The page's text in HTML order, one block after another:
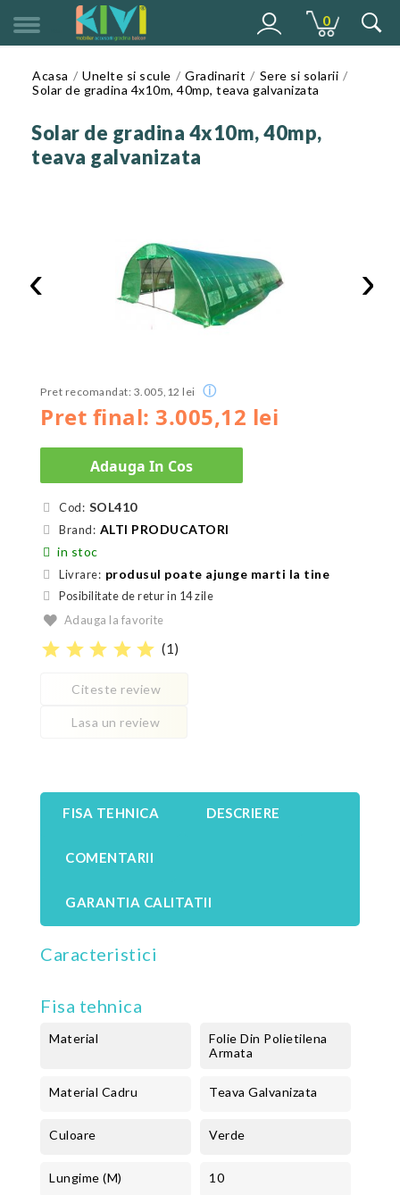
0
Acasa Unelte si scule Gradinarit
Sere si solarii
Solar de gradina 4x10m, 40mp, teava galvanizata
Solar de gradina 4x10m, 40mp,
teava galvanizata
‹ ›
Pret final: 3.005,12 lei
Pret recomandat: 3.005,12 lei ⓘ
Adauga In Cos
Cod: SOL410
Brand: ALTI PRODUCATORI
in stoc
Livrare: produsul poate ajunge marti la tine
Posibilitate de retur in 14 zile
Adauga la favorite
star star star star star (1)
Citeste review
Lasa un review
FISA TEHNICA DESCRIERE
COMENTARII
GARANTIA CALITATII
Caracteristici
Fisa tehnica
Material
Folie Din Polietilena
Armata
Material Cadru Teava Galvanizata
Culoare Verde
Lungime (m) 10